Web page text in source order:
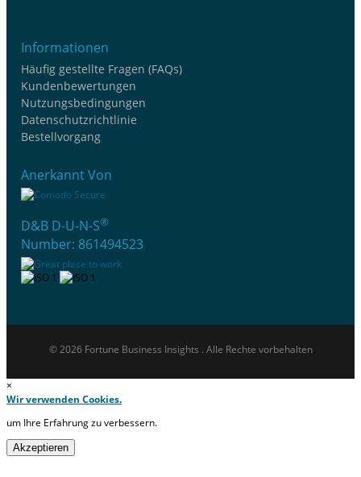
Informationen
Häufig gestellte Fragen (FAQs)
Kundenbewertungen
Nutzungsbedingungen
Datenschutzrichtlinie
Bestellvorgang
Anerkannt Von
D&B D-U-N-S®
Number: 861494523
© 2026 Fortune Business Insights . Alle Rechte vorbehalten
×
Wir verwenden Cookies.
um Ihre Erfahrung zu verbessern.
Akzeptieren